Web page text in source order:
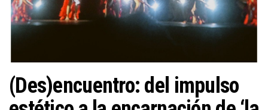
(Des)encuentro: del impulso